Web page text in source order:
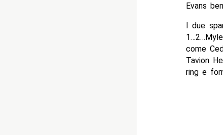
Evans
I due
come
Tavion
ring e